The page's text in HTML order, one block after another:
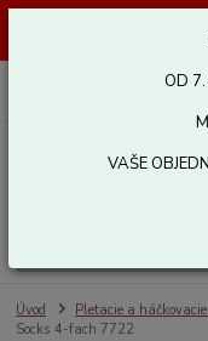
Úvod Pletacie a
Socks 4-fach 7722
OD
VAŠE